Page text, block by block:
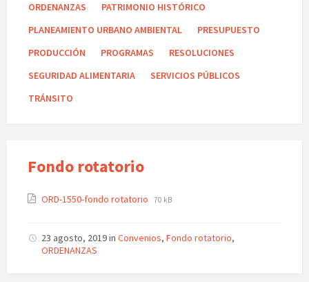
ORDENANZAS
PATRIMONIO HISTÓRICO
PLANEAMIENTO URBANO AMBIENTAL
PRESUPUESTO
PRODUCCIÓN
PROGRAMAS
RESOLUCIONES
SEGURIDAD ALIMENTARIA
SERVICIOS PÚBLICOS
TRÁNSITO
Fondo rotatorio
ORD-1550-fondo rotatorio 70 kB
23 agosto, 2019in Convenios, Fondo rotatorio,
ORDENANZAS